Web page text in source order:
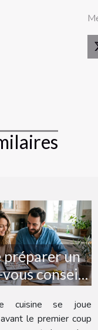
préparer un
conseil
refaire sa
cuisine se joue
le premier coup